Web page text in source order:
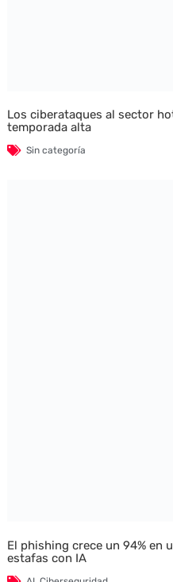
Los ciberataques al sector
temporada alta
Sin categoría
El phishing crece un 94% en
estafas con IA